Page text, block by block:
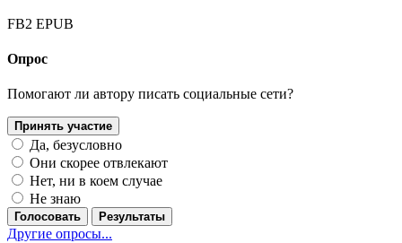
FB2 EPUB
Опрос
Помогают ли автору писать социальные сети?
Принять участие
Да, безусловно
Они скорее отвлекают
Нет, ни в коем случае
Не знаю
Голосовать Результаты
Другие опросы...